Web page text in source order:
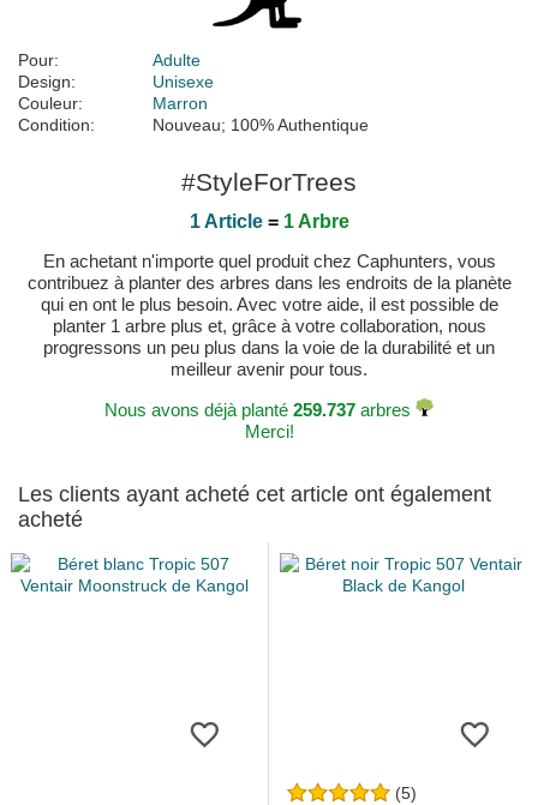
Pour:
Adulte
Design:
Unisexe
Couleur:
Marron
Condition:
Nouveau; 100% Authentique
#StyleForTrees
1 Article= 1 Arbre
En achetant n'importe quel produit chez Caphunters, vous
contribuez à planter des arbres dans les endroits de la planète
qui en ont le plus besoin. Avec votre aide, il est possible de
planter 1 arbre plus et, grâce à votre collaboration, nous
progressons un peu plus dans la voie de la durabilité et un
meilleur avenir pour tous.
Nous avons déjà planté 259.737 arbres
Merci!
Les clients ayant acheté cet article ont également
acheté
(5)